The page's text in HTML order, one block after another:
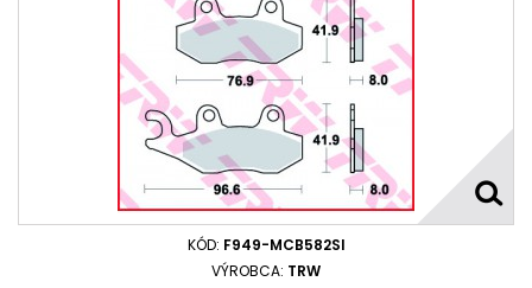
KÓD: F949-MCB582SI
VÝROBCA: TRW